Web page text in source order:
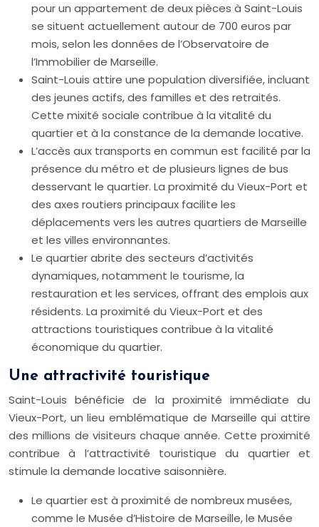
pour un appartement de deux pièces à Saint-Louis
se situent actuellement autour de 700 euros par
mois, selon les données de l’Observatoire de
l’Immobilier de Marseille.
Saint-Louis attire une population diversifiée, incluant
des jeunes actifs, des familles et des retraités.
Cette mixité sociale contribue à la vitalité du
quartier et à la constance de la demande locative.
L’accès aux transports en commun est facilité par la
présence du métro et de plusieurs lignes de bus
desservant le quartier. La proximité du Vieux-Port et
des axes routiers principaux facilite les
déplacements vers les autres quartiers de Marseille
et les villes environnantes.
Le quartier abrite des secteurs d’activités
dynamiques, notamment le tourisme, la
restauration et les services, offrant des emplois aux
résidents. La proximité du Vieux-Port et des
attractions touristiques contribue à la vitalité
économique du quartier.
Une attractivité touristique
Saint-Louis bénéficie de la proximité immédiate du
Vieux-Port, un lieu emblématique de Marseille qui attire
des millions de visiteurs chaque année. Cette proximité
contribue à l’attractivité touristique du quartier et
stimule la demande locative saisonnière.
Le quartier est à proximité de nombreux musées,
comme le Musée d’Histoire de Marseille, le Musée